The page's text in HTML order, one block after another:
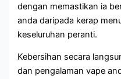
dengan memastikan ia
anda daripada kerap
keseluruhan peranti.
Kebersihan secara
dan pengalaman vape